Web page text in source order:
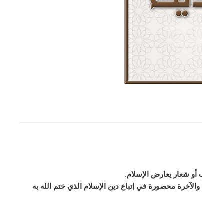
أو شعار يعارض الإسلام.
محصورة في إتباع دين الإسلام الذي ختم الله به